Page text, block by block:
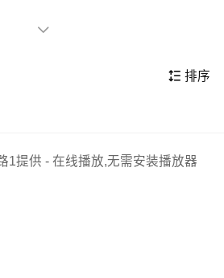
等主演，
同，他和两位外送员好友经常接到
，但大多数时候他和外送伙伴们
笑置之。
影，在当期同类题材影片中具有一
剧情架构上也都有不错的亮点，
，适合喜欢恐怖类电影的观众观

 排序
1提供 - 在线播放,无需安装播放器